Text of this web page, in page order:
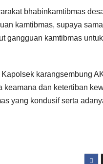
bhabinkamtibmas
kamtibmas, supaya
gangguan kamtibmas
karangsembung
dan ketertiban
yang kondusif serta